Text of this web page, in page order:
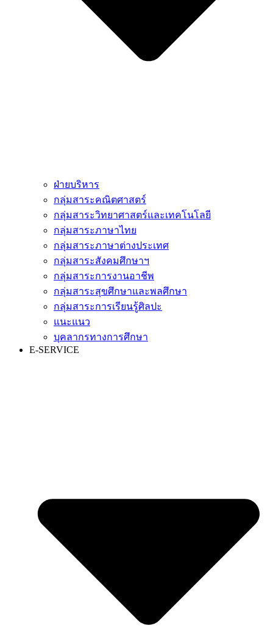
ฝ่ายบริหาร
กลุ่มสาระคณิตศาสตร์
กลุ่มสาระวิทยาศาสตร์และเทคโนโลยี
กลุ่มสาระภาษาไทย
กลุ่มสาระภาษาต่างประเทศ
กลุ่มสาระสังคมศึกษาฯ
กลุ่มสาระการงานอาชีพ
กลุ่มสาระสุขศึกษาและพลศึกษา
กลุ่มสาระการเรียนรู้ศิลปะ
แนะแนว
บุคลากรทางการศึกษา
E-SERVICE